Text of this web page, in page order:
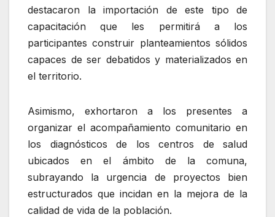
destacaron la importación de este tipo de
capacitación que les permitirá a los
participantes construir planteamientos sólidos
capaces de ser debatidos y materializados en
el territorio.
Asimismo, exhortaron a los presentes a
organizar el acompañamiento comunitario en
los diagnósticos de los centros de salud
ubicados en el ámbito de la comuna,
subrayando la urgencia de proyectos bien
estructurados que incidan en la mejora de la
calidad de vida de la población.